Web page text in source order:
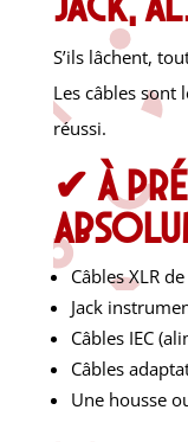
S’ils lâchent,
Les câbles sont
réussi.
✔ À
Câbles XLR
Jack
Câbles IEC
Câbles
Une housse